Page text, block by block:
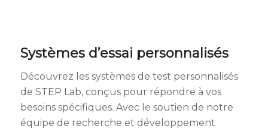
Systèmes d’essai personnalisés
Découvrez les systèmes de test personnalisés
de STEP Lab, conçus pour répondre à vos
besoins spécifiques. Avec le soutien de notre
équipe de recherche et développement